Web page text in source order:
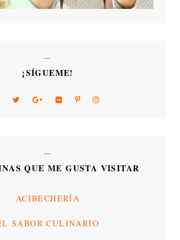
¡SÍGUEME!
QUE ME GUSTA VISITAR
ACIBECHERÍA
SABOR CULINARIO